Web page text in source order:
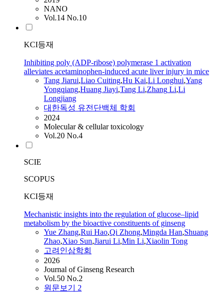
NANO
Vol.14 No.10
KCI등재
Inhibiting poly (ADP-ribose) polymerase 1 activation
alleviates acetaminophen-induced acute liver injury in mice
Tang Jiarui,Liao Cuiting,Hu Kai,Li Longhui,Yang
Yongqiang,Huang Jiayi,Tang Li,Zhang Li,Li
Longjiang
대한독성 유전단백체 학회
2024
Molecular & cellular toxicology
Vol.20 No.4
SCIE
SCOPUS
KCI등재
Mechanistic insights into the regulation of glucose‒lipid
metabolism by the bioactive constituents of ginseng
Yue Zhang,Rui Hao,Qi Zhong,Mingda Han,Shuang
Zhao,Xiao Sun,Jiarui Li,Min Li,Xiaolin Tong
고려인삼학회
2026
Journal of Ginseng Research
Vol.50 No.2
원문보기 2